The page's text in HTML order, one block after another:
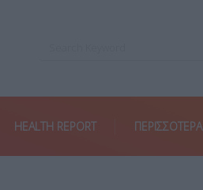
HEALTH REPORT ΠΕΡΙΣΣΌΤΕΡΑ